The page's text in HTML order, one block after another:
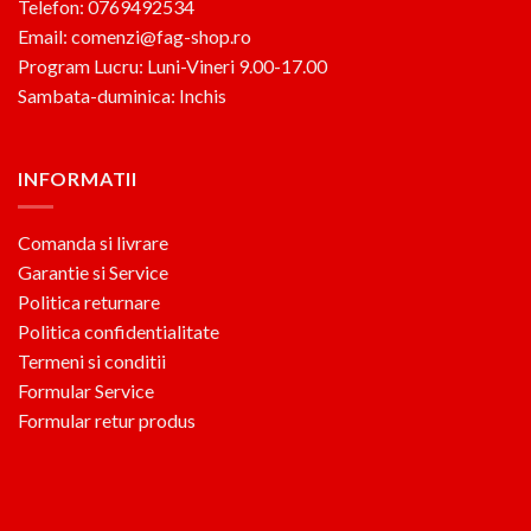
Telefon: 0769492534
Email: comenzi@fag-shop.ro
Program Lucru: Luni-Vineri 9.00-17.00
Sambata-duminica: Inchis
INFORMATII
Comanda si livrare
Garantie si Service
Politica returnare
Politica confidentialitate
Termeni si conditii
Formular Service
Formular retur produs